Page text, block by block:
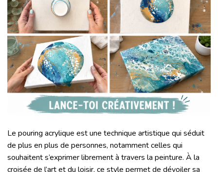
Le pouring acrylique est une technique artistique qui séduit
de plus en plus de personnes, notamment celles qui
souhaitent s’exprimer librement à travers la peinture. À la
croisée de l’art et du loisir, ce style permet de dévoiler sa